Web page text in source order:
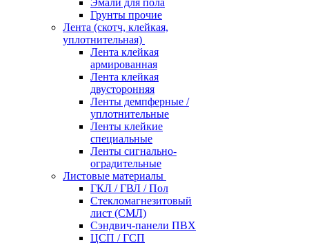
Эмали для пола
Грунты прочие
Лента (скотч, клейкая,
уплотнительная)
Лента клейкая
армированная
Лента клейкая
двусторонняя
Ленты демпферные /
уплотнительные
Ленты клейкие
специальные
Ленты сигнально-
оградительные
Листовые материалы
ГКЛ / ГВЛ / Пол
Стекломагнезитовый
лист (СМЛ)
Сэндвич-панели ПВХ
ЦСП / ГСП